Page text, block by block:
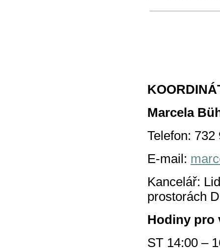
Marcela
Telefon: 732
E-mail:
Kancelář:
prostorách
Hodiny pro
ST 14:00 –